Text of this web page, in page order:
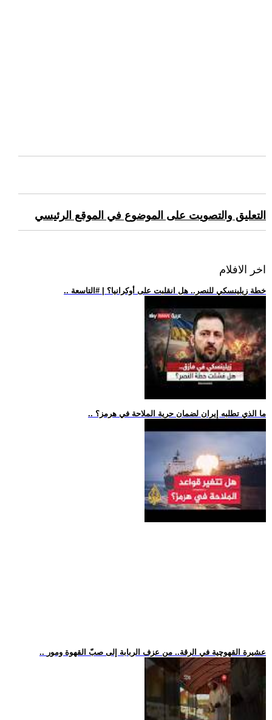
التعليق والتصويت على الموضوع في الموقع الرئيسي
اخر الافلام
.. خطة زيلينسكي للنصر.. هل انقلبت على أوكرانيا؟ | #التاسعة
.. ما الذي تطلبه إيران لضمان حرية الملاحة في هرمز؟
.. عشيرة القهوچية في الرقة.. من عزف الربابة إلى صبّ القهوة ومور